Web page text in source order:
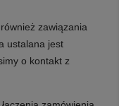
zawiązania
ustalana jest
o kontakt z